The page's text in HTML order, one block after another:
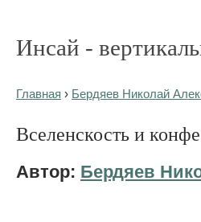
Инсай -
Главная › Бердяев Николай
Вселенскость и
Автор: Бердяев